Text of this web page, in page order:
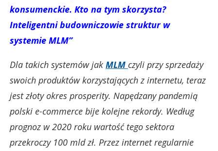
konsumenckie. Kto na tym skorzysta?
Inteligentni budowniczowie struktur w
systemie MLM”
Dla takich systemów jak MLM czyli przy sprzedaży
swoich produktów korzystających z internetu, teraz
jest złoty okres prosperity. Napędzany pandemią
polski e-commerce bije kolejne rekordy. Według
prognoz w 2020 roku wartość tego sektora
przekroczy 100 mld zł. Przez internet regularnie